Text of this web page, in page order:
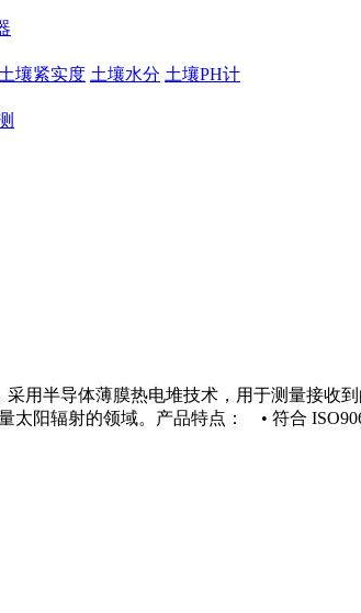
土壤紧实度 土壤水分 土壤PH计
用半导体薄膜热电堆技术，用于测量接收
太阳辐射的领域。产品特点： • 符合